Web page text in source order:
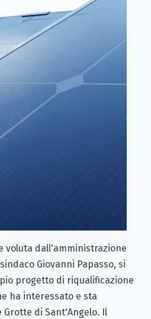
voluta dall'amministrazione
Giovanni Papasso, si
progetto di riqualificazione
ha interessato e sta
di Sant'Angelo. Il